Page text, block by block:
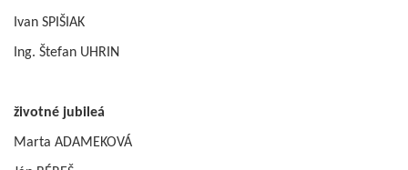
Ivan SPIŠIAK
Ing. Štefan UHRIN
životné jubileá
Marta ADAMEKOVÁ